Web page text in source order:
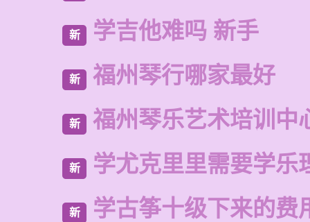
新 学吉他难吗 新手
新 福州琴行哪家最好
新 福州琴乐艺术培训中
新 学尤克里里需要学乐
新 学古筝十级下来的费